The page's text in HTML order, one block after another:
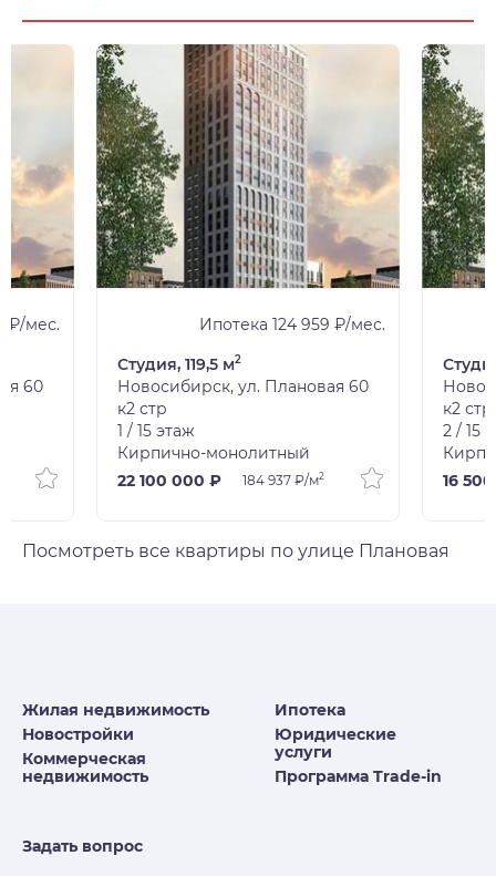
₽/мес.
60
Ипотека 124 959 ₽/мес.
Студия, 119,5 м2
Новосибирск, ул. Плановая 60
к2 стр
1 / 15 этаж
Кирпично-монолитный
22 100 000 ₽
184 937 ₽/м2
к2 стр
2 / 15
16
Посмотреть все квартиры по улице Плановая
Жилая недвижимость
Новостройки
Коммерческая
недвижимость
Ипотека
Юридические
услуги
Программа Trade-in
Задать вопрос